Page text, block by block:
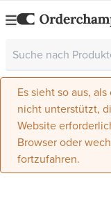
Es sieht so aus,
nicht unterstützt,
Website
Browser oder
fortzufahren.